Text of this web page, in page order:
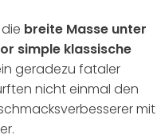
breite Masse unter
simple klassische
geradezu fataler
nicht einmal den
mit